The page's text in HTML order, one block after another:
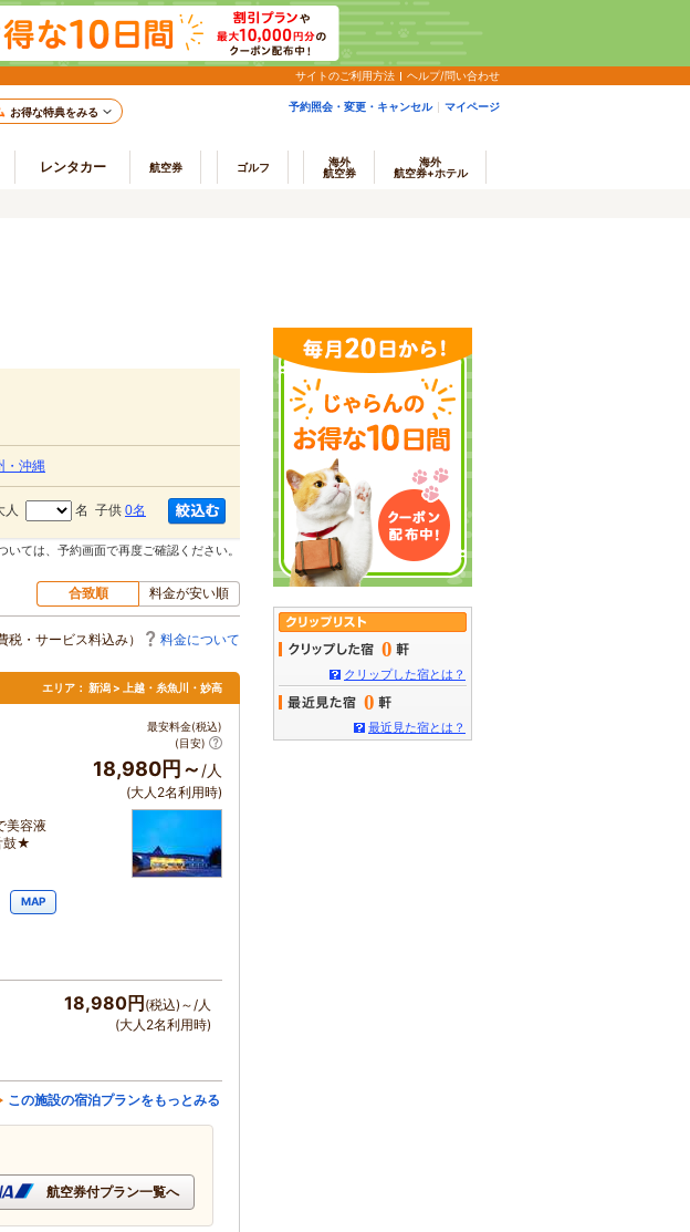
サイトのご利用方法 ヘルプ/問い合わせ
お得な特典をみる 予約照会・変更・キャンセル マイページ
レンタカー 航空券 ゴルフ
海外
航空券
海外
航空券+ホテル
・沖縄
人 名 子供 0名
ては、予約画面で再度ご確認ください。
合致順 料金が安い順
・サービス料込み） 料金について
エリア： 新潟 > 上越・糸魚川・妙高
美容液
鼓★
MAP
最安料金(税込)
(目安)
18,980円～ /人
(大人2名利用時)
18,980円 (税込)～/人
(大人2名利用時)
この施設の宿泊プランをもっとみる
航空券付プラン一覧へ
0
クリップした宿とは？
0
最近見た宿とは？